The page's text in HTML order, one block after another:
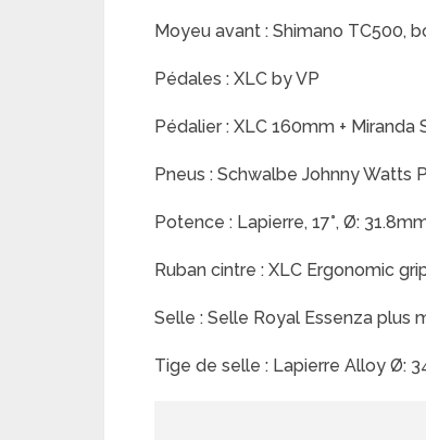
Moyeu avant : Shimano TC500,
Pédales : XLC by VP
Pédalier : XLC 160mm + Miranda
Pneus : Schwalbe Johnny Watts
Potence : Lapierre, 17°, Ø:
Ruban cintre : XLC Ergonomic
Selle : Selle Royal Essenza plus
Tige de selle : Lapierre Alloy Ø: